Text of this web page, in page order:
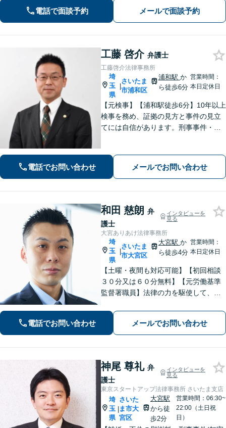
分・遺留分にも積極的に対応【夜間／
休日の相談可能】
電話で面談予約 メールで面談予約
工藤 啓介 弁護士
工藤啓介法律事務所
埼
玉
県
|
さいたま
市浦和区
浦和駅 か
ら徒歩6分
営業時間：
本日定休日
【元検事】【浦和駅徒歩6分】10年以上
検事を務め、証拠の見方と事件の見立
てには自信があります。刑事事件・離
わせ下さい。
電話でお問い合わせ メールでお問い合わせ
和田 慈朗 弁
護士
インタビューを
見る
大宮ありあけ法律事務所
埼
玉
県
|
さいたま
市大宮区
大宮駅 か
ら徒歩4分
営業時間：
本日定休日
【土曜・夜間も対応可能】【初回相談
３０分又は６０分無料】【元労働基準
監督署職員】法律の力を駆使して、ト
たいと思っています。費用が不安な方
もご相談ください。【大宮駅徒歩４
分】【電話相談可】
電話でお問い合わせ メールでお問い合わせ
神尾 尊礼 弁
護士
インタビューを
見る
東京スタートアップ法律事務所 さいたま支店
埼
玉
県
|
さいた
ま市大
宮区
大宮駅
から徒
歩2分
営業時間：06:30~
22:00（土日祝
日）